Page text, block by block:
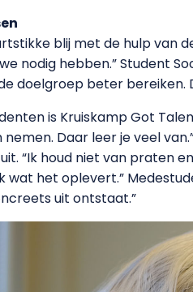
blij met de hulp van
nodig hebben.” Student
doelgroep beter
is Kruiskamp Got
nemen. Daar leer je veel
“Ik houd niet van praten
wat het oplevert.”
uit ontstaat.”